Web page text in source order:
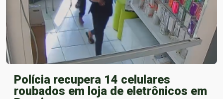
Polícia recupera 14 celulares
roubados em loja de eletrônicos em